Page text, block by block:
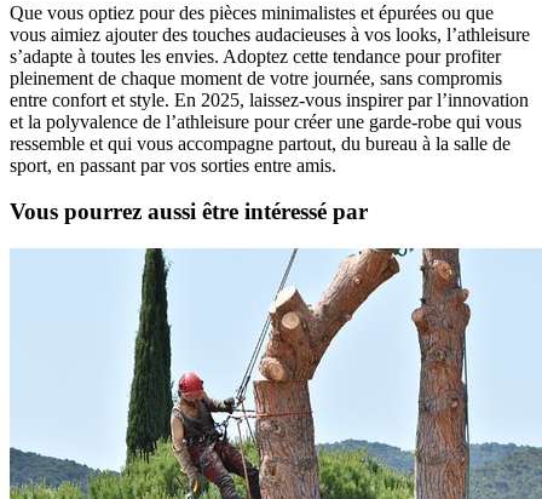
Que vous optiez pour des pièces minimalistes et épurées ou que
vous aimiez ajouter des touches audacieuses à vos looks, l’athleisure
s’adapte à toutes les envies. Adoptez cette tendance pour profiter
pleinement de chaque moment de votre journée, sans compromis
entre confort et style. En 2025, laissez-vous inspirer par l’innovation
et la polyvalence de l’athleisure pour créer une garde-robe qui vous
ressemble et qui vous accompagne partout, du bureau à la salle de
sport, en passant par vos sorties entre amis.
Vous pourrez aussi être intéressé par